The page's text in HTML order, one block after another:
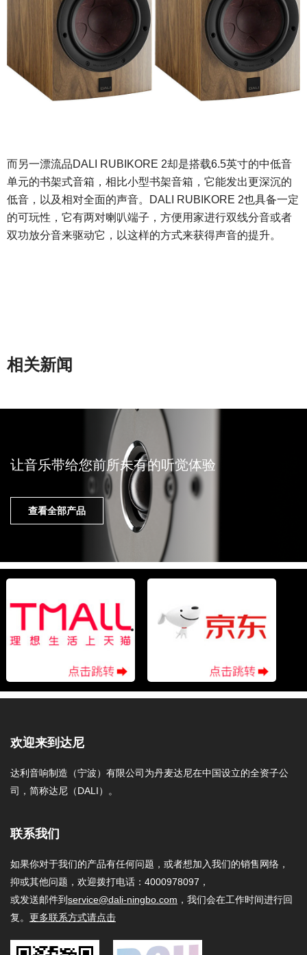
而另一漂流品DALI RUBIKORE 2却是搭载6.5英寸的中低音
单元的书架式音箱，相比小型书架音箱，它能发出更深沉的
低音，以及相对全面的声音。DALI RUBIKORE 2也具备一定
的可玩性，它有两对喇叭端子，方便用家进行双线分音或者
双功放分音来驱动它，以这样的方式来获得声音的提升。
相关新闻
让音乐带给您前所未有的听觉体验
查看全部产品
欢迎来到达尼
达利音响制造（宁波）有限公司为丹麦达尼在中国设立的全资子公
司，简称达尼（DALI）。
联系我们
如果你对于我们的产品有任何问题，或者想加入我们的销售网络，
抑或其他问题，欢迎拨打电话：4000978097，
或发送邮件到service@dali-ningbo.com ，我们会在工作时间进行回
复。 更多联系方式请点击